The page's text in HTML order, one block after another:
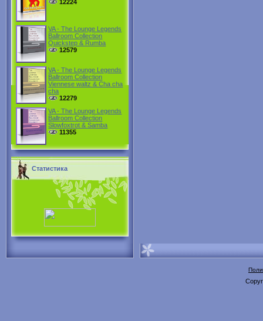
12224
VA - The Lounge Legends
Ballroom Collection
Quickstep & Rumba
12579
VA - The Lounge Legends
Ballroom Collection
Viennese waltz & Cha cha
cha
12279
VA - The Lounge Legends
Ballroom Collection
Slowfoxtrot & Samba
11355
Статистика